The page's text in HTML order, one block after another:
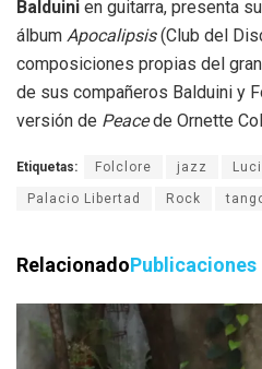
Balduini en guitarra, presenta
álbum Apocalipsis(Club del
composiciones propias del
de sus compañeros Balduini y
versión de Peacede Ornette
Etiquetas: Folclore jazz
Palacio Libertad Rock
RelacionadoPublicaciones